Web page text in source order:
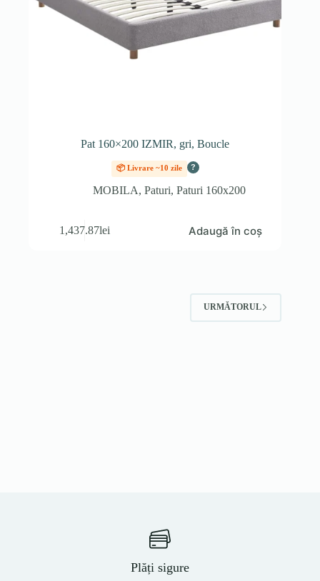
Pat 160×200 IZMIR, gri, Boucle
📦 Livrare ~10 zile ?
MOBILA,Paturi,Paturi 160x200
1,437.87lei Adaugă în coș
URMĂTORUL
Plăți sigure